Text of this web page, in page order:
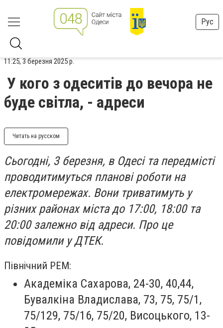
Рус
11:25, 3 березня 2025 р.
У кого з одеситів до вечора не
буде світла, - адреси
Читать на русском
Сьогодні, 3 березня, в Одесі та передмісті
проводитимуться планові роботи на
електромережах. Вони триватимуть у
різних районах міста до 17:00, 18:00 та
20:00 залежно від адреси. Про це
повідомили у ДТЕК.
Північний РЕМ:
Академіка Сахарова, 24-30, 40,44,
Бувалкіна Владислава, 73, 75, 75/1,
75/129, 75/16, 75/20, Висоцького, 13-